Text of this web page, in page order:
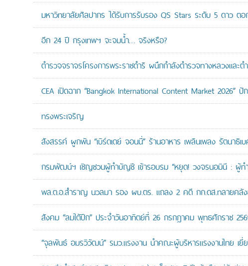
มหาวิทยาลัยศิลปากร ได้รับการรับรอง QS Stars ระดับ 5 ดาว ต
อีก 24 ปี กรุงเทพฯ จะจมน้ำ… จริงหรือ?
ตำรวจจราจรโครงการพระราชดำริ ผนึกกำลังตำรวจทางหลวงและ
CEA เปิดฉาก “Bangkok International Content Market 2026”
ทรงพระเจริญ
สังสรรค์ ผูกพัน “เบิร์ดเดย์ จอนนี่” ร้านอาหาร เพลินเพลง รัตนาธิเ
กรมพัฒน์ฯ เชิญชวนผู้ทำบัญชี เข้ารอบรม “หยุด! วงจรนอมินี : ผู้
พล.ต.อ.สำราญ นวลมา รอง ผบ.ตร. แถลง 2 คดี กก.ดส.ทลายคลั
สังคม “ลมใต้ปีก” ประจำวันอาทิตย์ที่ 26 กรกฎาคม พุทธศักราช
“จุลพันธ์ อมรวิวัฒน์” รมว.แรงงาน นำคณะผู้บริหารแรงงานไทย เยี่